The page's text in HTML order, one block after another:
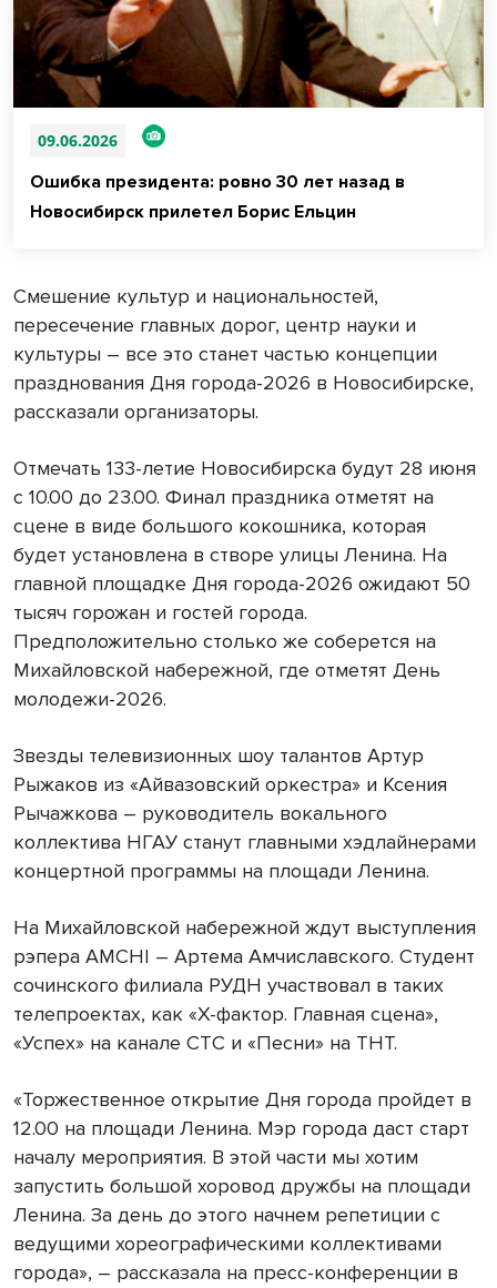
09.06.2026
Ошибка президента: ровно 30 лет назад в
Новосибирск прилетел Борис Ельцин
Смешение культур и национальностей,
пересечение главных дорог, центр науки и
культуры – все это станет частью концепции
празднования Дня города-2026 в Новосибирске,
рассказали организаторы.
Отмечать 133-летие Новосибирска будут 28 июня
с 10.00 до 23.00. Финал праздника отметят на
сцене в виде большого кокошника, которая
будет установлена в створе улицы Ленина. На
главной площадке Дня города-2026 ожидают 50
тысяч горожан и гостей города.
Предположительно столько же соберется на
Михайловской набережной, где отметят День
молодежи-2026.
Звезды телевизионных шоу талантов Артур
Рыжаков из «Айвазовский оркестра» и Ксения
Рычажкова – руководитель вокального
коллектива НГАУ станут главными хэдлайнерами
концертной программы на площади Ленина.
На Михайловской набережной ждут выступления
рэпера AMCHI – Артема Амчиславского. Студент
сочинского филиала РУДН участвовал в таких
телепроектах, как «Х-фактор. Главная сцена»,
«Успех» на канале СТС и «Песни» на ТНТ.
«Торжественное открытие Дня города пройдет в
12.00 на площади Ленина. Мэр города даст старт
началу мероприятия. В этой части мы хотим
запустить большой хоровод дружбы на площади
Ленина. За день до этого начнем репетиции с
ведущими хореографическими коллективами
города», – рассказала на пресс-конференции в